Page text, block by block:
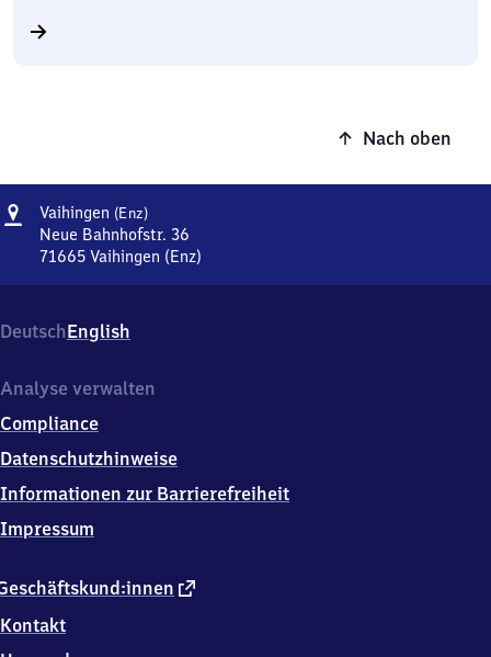
Nach oben
Adresse
Vaihingen (Enz)Vaihingen
(Enz)
Neue Bahnhofstr. 36
71665 Vaihingen (Enz)
Neue
Bahnhofstr.
7
6
6
Vaihingen
(Enz)
DeutschEnglish
externer
Kontakt
Analyse verwalten
Compliance
Datenschutzhinweise
Informationen zur Barrierefreiheit
Impressum